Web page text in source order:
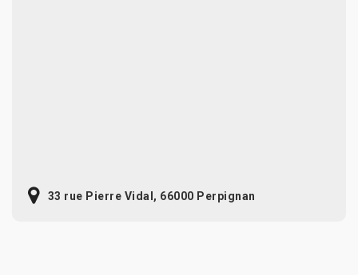
33 rue Pierre Vidal, 66000 Perpignan